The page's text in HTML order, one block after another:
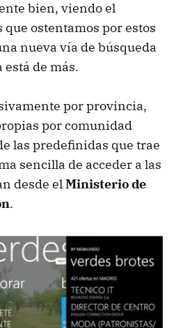
bien, viendo el
ostentamos por estos
nueva vía de búsqueda
está de más.
por provincia,
por comunidad
las predefinidas que trae
sencilla de acceder a las
desde elMinisterio de
.